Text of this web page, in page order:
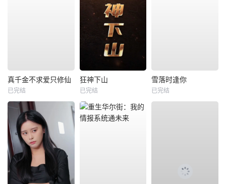
真千金不求爱只修仙
已完结
狂神下山
已完结
雪落时逢你
已完结